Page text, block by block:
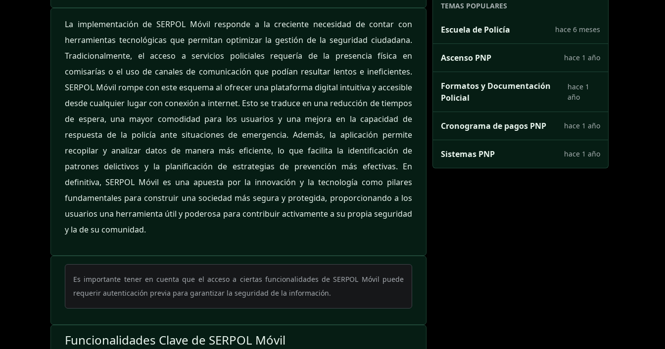
La implementación de SERPOL Móvil responde a la creciente necesidad de contar con
herramientas tecnológicas que permitan optimizar la gestión de la seguridad ciudadana.
Tradicionalmente, el acceso a servicios policiales requería de la presencia física en
comisarías o el uso de canales de comunicación que podían resultar lentos e ineficientes.
SERPOL Móvil rompe con este esquema al ofrecer una plataforma digital intuitiva y accesible
desde cualquier lugar con conexión a internet. Esto se traduce en una reducción de tiempos
de espera, una mayor comodidad para los usuarios y una mejora en la capacidad de
respuesta de la policía ante situaciones de emergencia. Además, la aplicación permite
recopilar y analizar datos de manera más eficiente, lo que facilita la identificación de
patrones delictivos y la planificación de estrategias de prevención más efectivas. En
definitiva, SERPOL Móvil es una apuesta por la innovación y la tecnología como pilares
fundamentales para construir una sociedad más segura y protegida, proporcionando a los
usuarios una herramienta útil y poderosa para contribuir activamente a su propia seguridad
y la de su comunidad.
Es importante tener en cuenta que el acceso a ciertas funcionalidades de SERPOL Móvil puede
requerir autenticación previa para garantizar la seguridad de la información.
Funcionalidades Clave de SERPOL Móvil
TEMAS POPULARES
Escuela de Policía hace 6 meses
Ascenso PNP hace 1 año
Formatos y Documentación
Policial
hace 1
año
Cronograma de pagos PNP hace 1 año
Sistemas PNP hace 1 año